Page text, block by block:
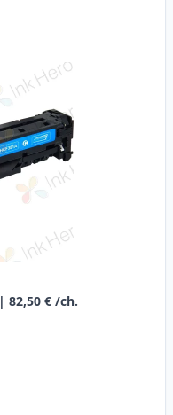
| 82,50 € /ch.